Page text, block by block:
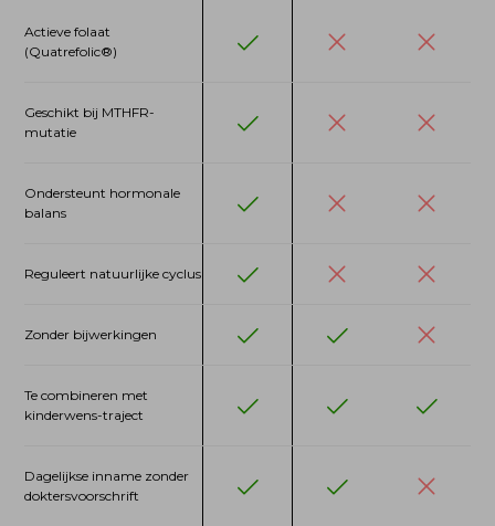
Actieve folaat
(Quatrefolic®)
Geschikt bij MTHFR-
mutatie
Ondersteunt hormonale
balans
Reguleert natuurlijke cyclus
Zonder bijwerkingen
Te combineren met
kinderwens-traject
Dagelijkse inname zonder
doktersvoorschrift